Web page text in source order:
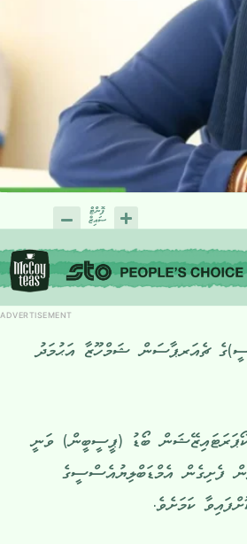
ADVERTISEMENT
ޗެއަރޕާސަން ޝަމްހޫޒާ އަޙުމަދު
ބޯޑު (ޕީސީބީން) ވަނީ
ފެށިގެން އެމްޑަބްލިޔުއެސްސީގެ
ކަމަށެވެ.